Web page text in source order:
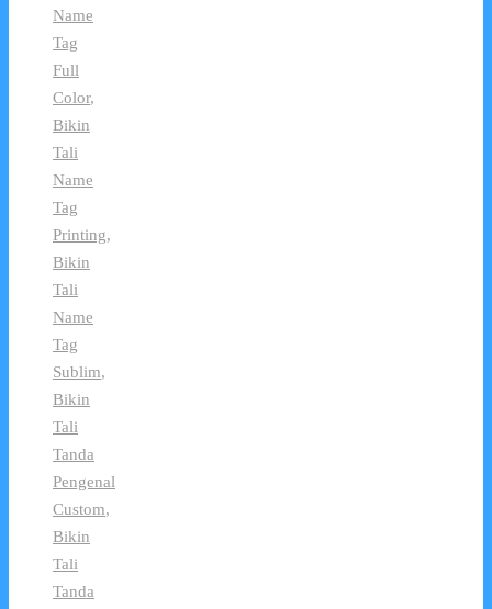
Name
Tag
Full
Color,
Bikin
Tali
Name
Tag
Printing,
Bikin
Tali
Name
Tag
Sublim,
Bikin
Tali
Tanda
Pengenal
Custom,
Bikin
Tali
Tanda